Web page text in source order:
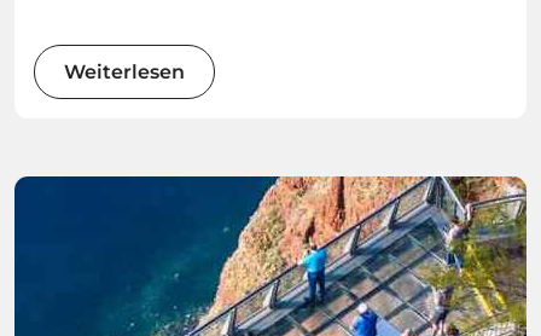
unvergessliche Momente auf dem Meer –
buchbar bei Madeira.Best.
Weiterlesen